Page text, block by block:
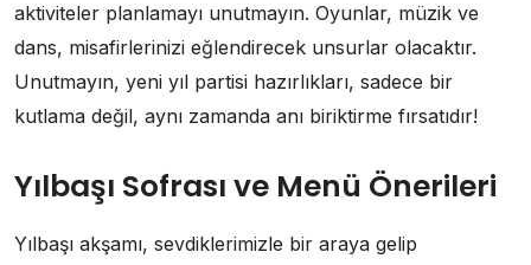
aktiviteler planlamayı unutmayın. Oyunlar, müzik ve
dans, misafirlerinizi eğlendirecek unsurlar olacaktır.
Unutmayın, yeni yıl partisi hazırlıkları, sadece bir
kutlama değil, aynı zamanda anı biriktirme fırsatıdır!
Yılbaşı Sofrası ve Menü Önerileri
Yılbaşı akşamı, sevdiklerimizle bir araya gelip